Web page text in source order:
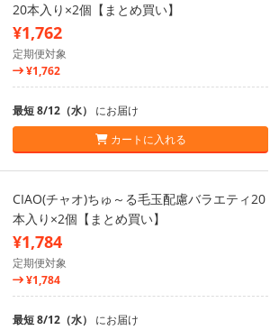
20本入り×2個【まとめ買い】
¥1,762
定期便対象
¥1,762
最短 8/12（水） にお届け
カートに入れる
CIAO(チャオ)ちゅ～る毛玉配慮バラエティ20
本入り×2個【まとめ買い】
¥1,784
定期便対象
¥1,784
最短 8/12（水） にお届け